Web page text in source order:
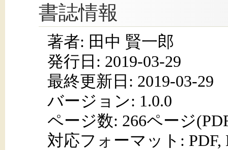
書誌情報
著者: 田中 賢一郎
発行日: 2019-03-29
最終更新日: 2019-03-29
バージョン: 1.0.0
ページ数: 266ページ
対応フォーマット: PDF,